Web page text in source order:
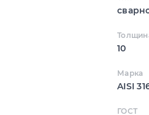
10
Марка
AISI
ГОСТ